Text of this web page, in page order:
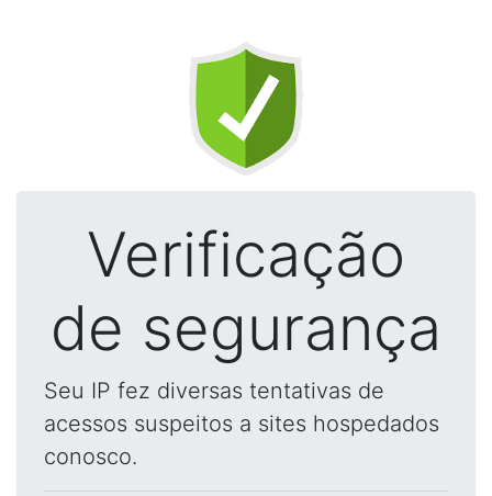
Verificação
de segurança
Seu IP fez diversas tentativas de
acessos suspeitos a sites hospedados
conosco.